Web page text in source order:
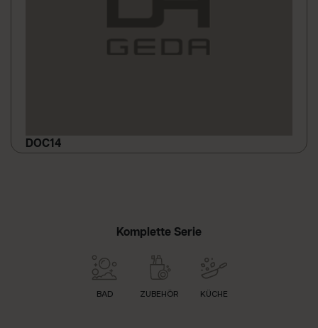
DOC14
Komplette Serie
BAD ZUBEHÖR KÜCHE